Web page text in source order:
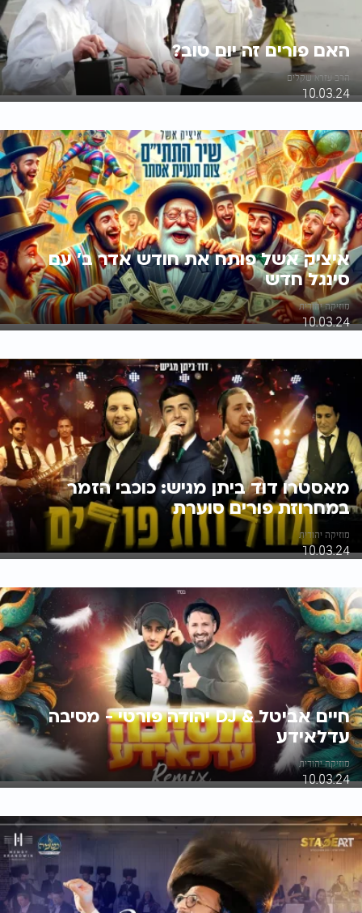
האם פורים זה יום טוב?
הרב עזרא שקלים
10.03.24
איציק אשל פותח את חודש אדר ב' עם
סינגל חדש
מוזיקה יהודית
10.03.24
מאסטרו דוד ביתן מגיש: כוכבי הזמר
במחרוזת פורים סוערת
מוזיקה יהודית
10.03.24
חיים אביטל & DJ יהודה פורטי - מסיבה
עדלאידע
מוזיקה יהודית
10.03.24